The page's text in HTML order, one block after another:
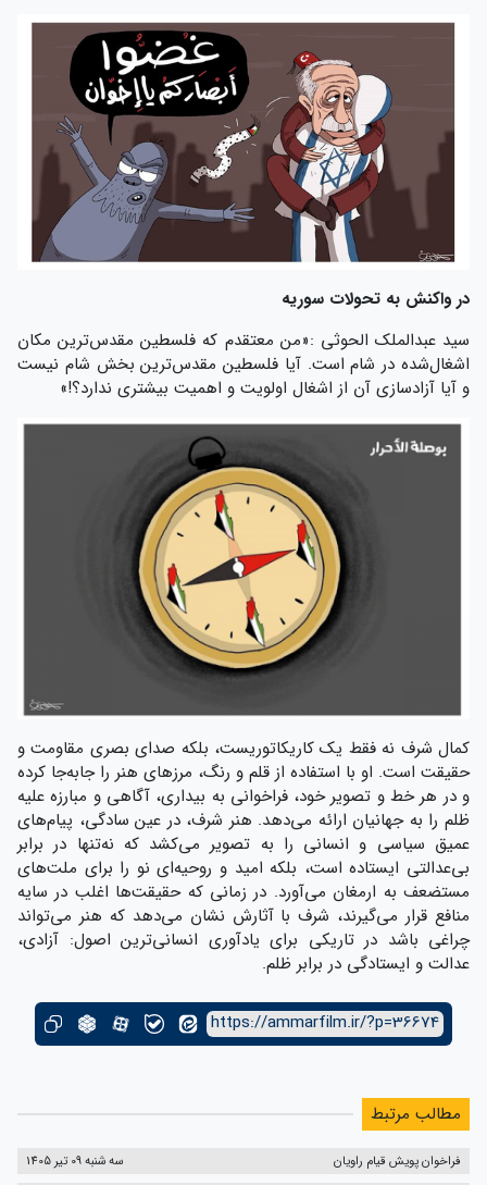
در واکنش به تحولات سوریه
سید عبدالملک الحوثی :«من معتقدم که فلسطین مقدس‌ترین مکان
اشغال‌شده در شام است. آیا فلسطین مقدس‌ترین بخش شام نیست
و آیا آزادسازی آن از اشغال اولویت و اهمیت بیشتری ندارد؟!»
کمال شرف نه‌ فقط یک کاریکاتوریست، بلکه صدای بصری مقاومت و
حقیقت است. او با استفاده از قلم و رنگ، مرزهای هنر را جابه‌جا کرده
و در هر خط و تصویر خود، فراخوانی به بیداری، آگاهی و مبارزه علیه
ظلم را به جهانیان ارائه می‌دهد. هنر شرف، در عین سادگی، پیام‌های
عمیق سیاسی و انسانی را به تصویر می‌کشد که نه‌تنها در برابر
بی‌عدالتی ایستاده است، بلکه امید و روحیه‌ای نو را برای ملت‌های
مستضعف به ارمغان می‌آورد. در زمانی که حقیقت‌ها اغلب در سایه
منافع قرار می‌گیرند، شرف با آثارش نشان می‌دهد که هنر می‌تواند
چراغی باشد در تاریکی برای یادآوری انسانی‌ترین اصول: آزادی،
عدالت و ایستادگی در برابر ظلم.
https://ammarfilm.ir/?p=36674
مطالب مرتبط
فراخوان پویش قیام راویان
سه شنبه 09 تیر 1405